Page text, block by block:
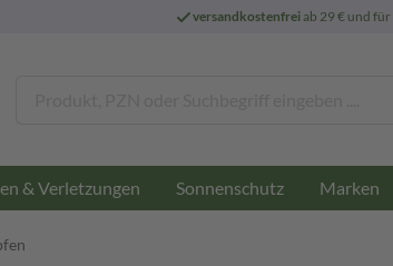
versandkostenfreiab 29 € und für
& Verletzungen Sonnenschutz Marken